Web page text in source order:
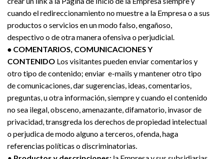
cuando el redireccionamiento no muestre a la Empresa o a sus
productos o servicios en un modo falso, engañoso,
despectivo o de otra manera ofensiva o perjudicial.
• COMENTARIOS, COMUNICACIONES Y
CONTENIDO Los visitantes pueden enviar comentarios y
otro tipo de contenido; enviar e-mails y mantener otro tipo
de comunicaciones, dar sugerencias, ideas, comentarios,
preguntas, u otra información, siempre y cuando el contenido
no sea ilegal, obsceno, amenazante, difamatorio, invasor de
privacidad, transgreda los derechos de propiedad intelectual
o perjudica de modo alguno a terceros, ofenda, haga
referencias políticas o discriminatorias.